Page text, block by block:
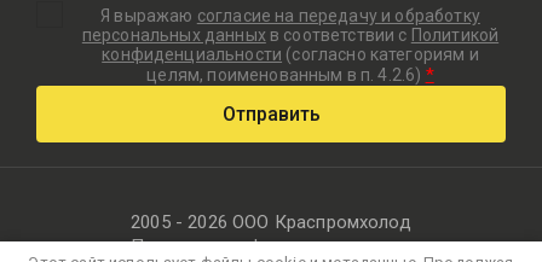
Я выражаю согласие на передачу и обработку
персональных данных в соответствии с Политикой
конфиденциальности (согласно категориям и
целям, поименованным в п. 4.2.6) *
Отправить
2005 - 2026 ООО Краспромхолод
Политика конфиденциальности